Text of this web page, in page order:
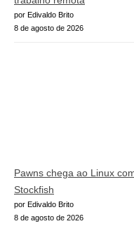
por Edivaldo Brito
8 de agosto de 2026
Pawns chega ao Linux
Stockfish
por Edivaldo Brito
8 de agosto de 2026